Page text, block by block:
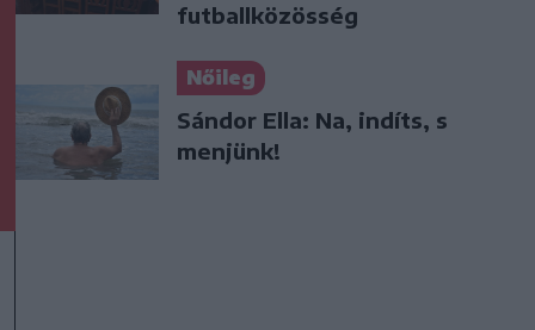
futballközösség
Nőileg
Sándor Ella: Na, indíts, s
menjünk!